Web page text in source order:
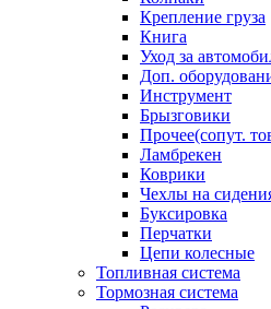
Крепление груза
Книга
Уход за
Доп.
Инструмент
Брызговики
Прочее(сопут.
Ламбрекен
Коврики
Чехлы на
Буксировка
Перчатки
Цепи колесные
Топливная система
Тормозная система